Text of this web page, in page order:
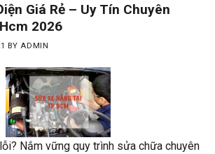
Giá Rẻ – Uy Tín Chuyên
2026
BYADMIN
Nắm vững quy trình sửa chữa chuyên